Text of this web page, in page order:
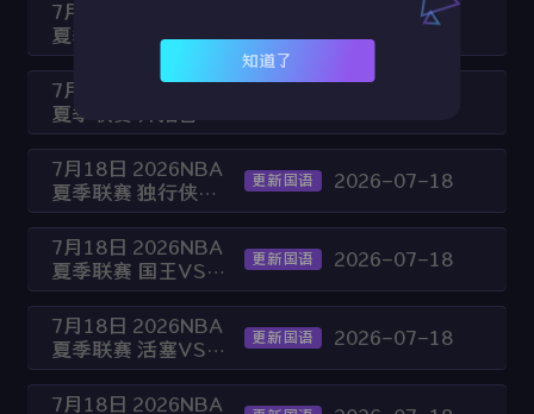
7月18日 2026NBA
夏季联赛 公牛VS骑
士
2026-07-18
7月18日 2026NBA
夏季联赛 开拓者VS
爵士
7月18日 2026NBA
夏季联赛 独行侠VS
尼克斯
更新国语 2026-07-18
7月18日 2026NBA
夏季联赛 国王VS黄
蜂
更新国语 2026-07-18
7月18日 2026NBA
夏季联赛 活塞VS热
火
更新国语 2026-07-18
7月18日 2026NBA
知道了